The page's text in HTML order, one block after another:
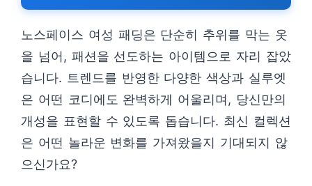
노스페이스 여성 패딩은 단순히 추위를 막는 옷
을 넘어, 패션을 선도하는 아이템으로 자리 잡았
습니다. 트렌드를 반영한 다양한 색상과 실루엣
은 어떤 코디에도 완벽하게 어울리며, 당신만의
개성을 표현할 수 있도록 돕습니다. 최신 컬렉션
은 어떤 놀라운 변화를 가져왔을지 기대되지 않
으신가요?